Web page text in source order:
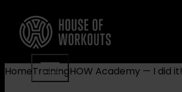
HomeTraining HOW Academy — I did it!